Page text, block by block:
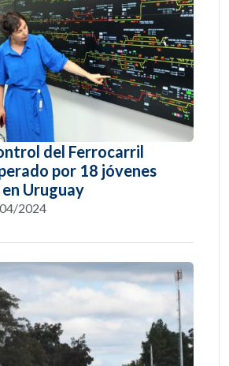
del Ferrocarril
por 18 jóvenes
Uruguay
2024